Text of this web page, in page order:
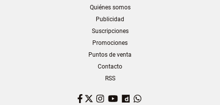
Quiénes somos
Publicidad
Suscripciones
Promociones
Puntos de venta
Contacto
RSS
Facebook
TwitterInstagram
YouTubeDailymotion